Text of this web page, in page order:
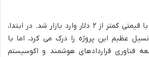
اتریوم در سال ۲۰۱۵ با قیمتی کمتر از ۲ دلار وارد بازار شد. در ابتدا،
عظیم این پروژه را درک می کرد، اما با
فناوری قراردادهای هوشمند و اکوسیستم